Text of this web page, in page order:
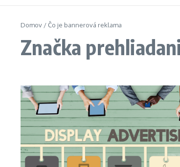
Domov /Čo je bannerová reklama
Značka